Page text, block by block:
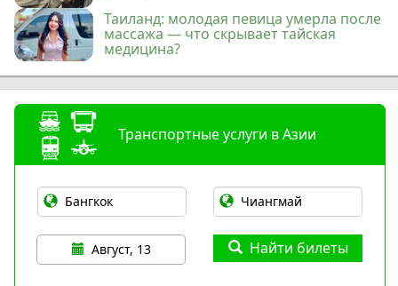
Таиланд: молодая певица умерла после
массажа — что скрывает тайская
медицина?
Транспортные услуги в Азии
Август, 13 Найти билеты